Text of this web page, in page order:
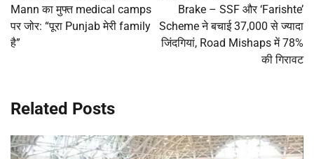
Mann का मुफ्त medical camps
पर जोर: “पूरा Punjab मेरी family
है”
Brake – SSF और ‘Farishte’
Scheme ने बचाई 37,000 से ज्यादा
जिंदगियां, Road Mishaps में 78%
की गिरावट
Related Posts